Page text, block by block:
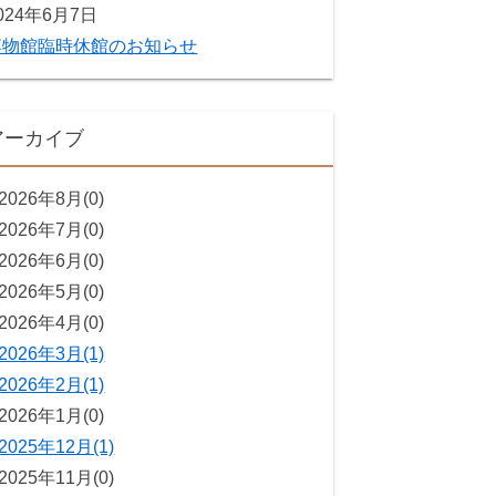
年6月7日
館臨時休館のお知らせ
ーカイブ
年8月(0)
年7月(0)
年6月(0)
年5月(0)
年4月(0)
年3月(1)
年2月(1)
年1月(0)
年12月(1)
年11月(0)